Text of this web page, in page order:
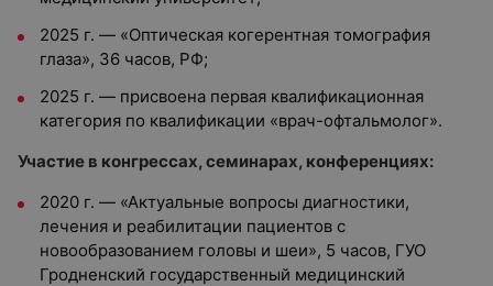
2025 г. — «Оптическая когерентная томография
глаза», 36 часов, РФ;
2025 г. — присвоена первая квалификационная
категория по квалификации «врач-офтальмолог».
Участие в конгрессах, семинарах, конференциях:
2020 г. — «Актуальные вопросы диагностики,
лечения и реабилитации пациентов с
новообразованием головы и шеи», 5 часов, ГУО
Гродненский государственный медицинский